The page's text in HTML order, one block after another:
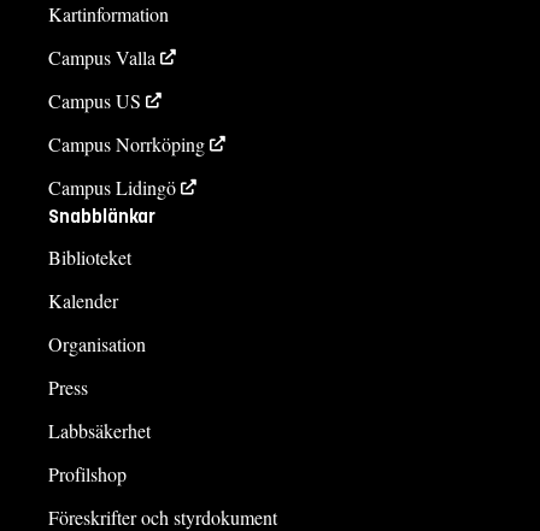
Kartinformation
Campus Valla
Campus US
Campus Norrköping
Campus Lidingö
Snabblänkar
Biblioteket
Kalender
Organisation
Press
Labbsäkerhet
Profilshop
Föreskrifter och styrdokument